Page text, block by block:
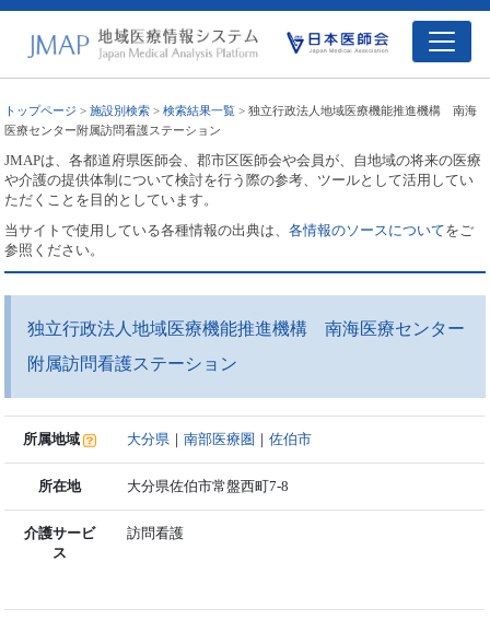
トップページ >施設別検索 >検索結果一覧 > 独立行政法人地域医療機能推進機構 南海
医療センター附属訪問看護ステーション
JMAPは、各都道府県医師会、郡市区医師会や会員が、自地域の将来の医療
や介護の提供体制について検討を行う際の参考、ツールとして活用してい
ただくことを目的としています。
当サイトで使用している各種情報の出典は、各情報のソースについてをご
参照ください。
独立行政法人地域医療機能推進機構 南海医療センター
附属訪問看護ステーション
所属地域 大分県 ｜南部医療圏 ｜佐伯市
所在地 大分県佐伯市常盤西町7-8
介護サービ
ス
訪問看護